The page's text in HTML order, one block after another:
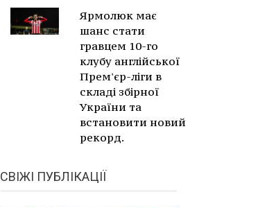
Ярмолюк має
шанс стати
гравцем 10-го
клубу англійської
Прем'єр-ліги в
складі збірної
України та
встановити новий
рекорд.
СВІЖІ ПУБЛІКАЦІЇ